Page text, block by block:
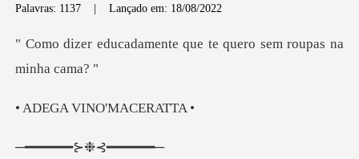
Loja
Histórico
Palavras: 1137 |Lançado em: 18/08/2022
nte que te quero sem r
VINO'MAC
━━⊱❉⊰